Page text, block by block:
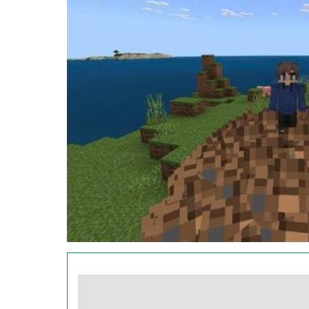
Огонь
Чтобы активизировать свои магические
скрафтить специальную книгу.
Стихия аватара огонь
Позволяет атаковать противника огнем. Тут
защитный (поднимает вверх, а внизу